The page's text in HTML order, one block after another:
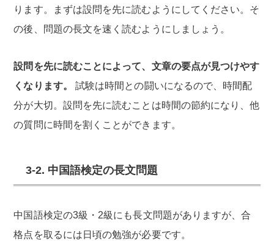
ります。まずは設問を先に読むようにしてください。そ
の後、問題の長文を速く読むようにしましょう。
設問を先に読むことによって、文章の要点が見つけやす
くなります。
試験は時間との闘いになるので、時間配
分が大切。設問を先に読むことは時間の節約になり、他
の質問に時間を割くことができます。
3-2. 中国語検定の長文問題
中国語検定の3級・2級にも長文問題がありますが、合
格点を取るには日頃の勉強が必要です。